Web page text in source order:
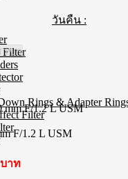
Filter
Rings & Adapter
Filter
วันคืน :
าขา
F/1.2 L USM
บาท